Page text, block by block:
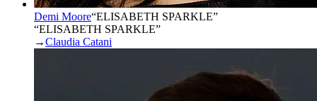
Demi Moore“ELISABETH SPARKLE”
“ELISABETH SPARKLE”
→Claudia Catani